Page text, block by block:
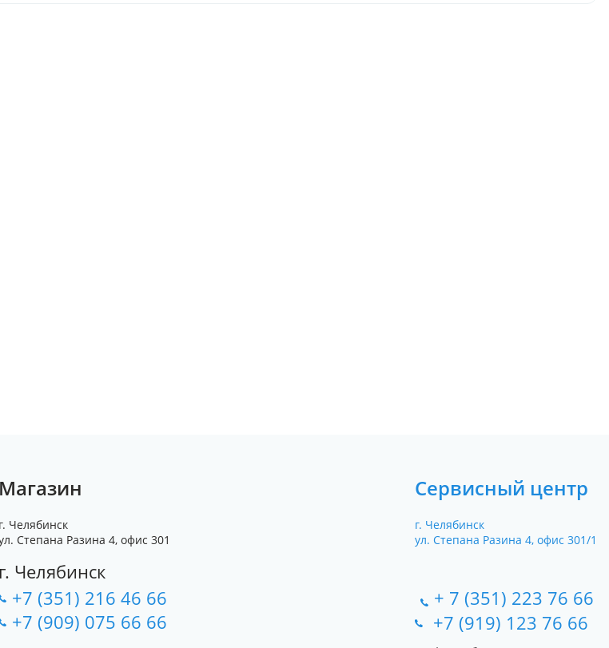
Магазин
г. Челябинск
Степана Разина 4, офис 301
г. Челябинск
+7 (351) 216 46 66
+7 (909) 075 66 66
Сервисный центр
г. Челябинск
ул. Степана Разина 4, офис 301/1
+ 7 (351) 223 76 66
+7 (919) 123 76 66